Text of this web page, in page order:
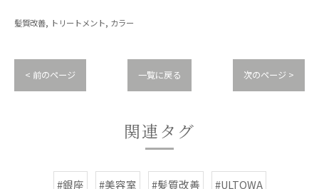
髪質改善 トリートメント カラー
< 前のページ 一覧に戻る 次のページ >
関連タグ
#銀座 #美容室 #髪質改善 #ULTOWA